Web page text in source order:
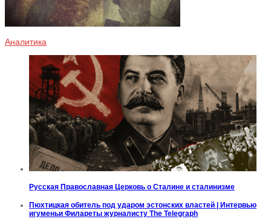
Аналитика
Русская Православная Церковь о Сталине и сталинизме
Пюхтицкая обитель под ударом эстонских властей | Интервью
игуменьи Филареты журналисту The Telegraph